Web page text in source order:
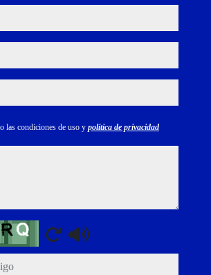
las condiciones de uso y política de privacidad